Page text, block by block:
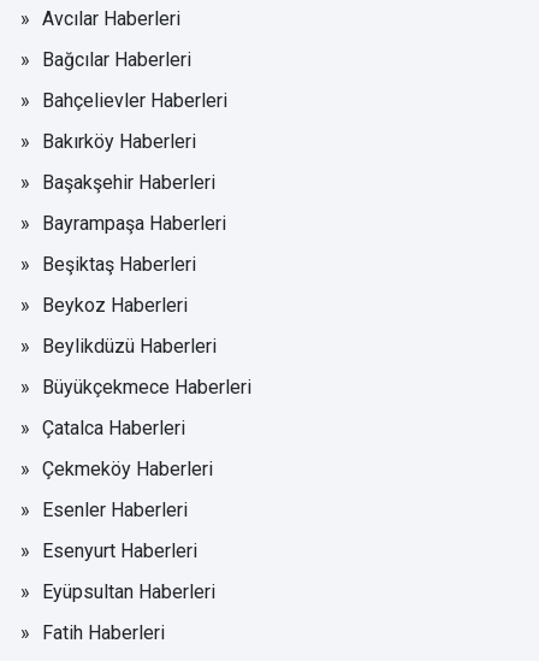
Avcılar Haberleri
Bağcılar Haberleri
Bahçelievler Haberleri
Bakırköy Haberleri
Başakşehir Haberleri
Bayrampaşa Haberleri
Beşiktaş Haberleri
Beykoz Haberleri
Beylikdüzü Haberleri
Büyükçekmece Haberleri
Çatalca Haberleri
Çekmeköy Haberleri
Esenler Haberleri
Esenyurt Haberleri
Eyüpsultan Haberleri
Fatih Haberleri